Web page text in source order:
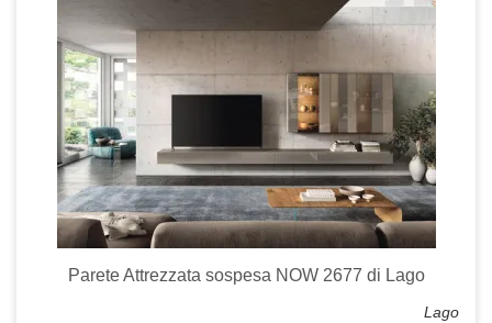
Parete Attrezzata sospesa NOW 2677 di Lago
Lago